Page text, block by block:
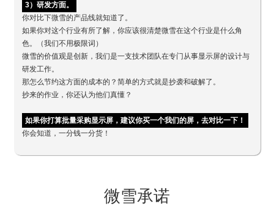
3）研发方面。
你对比下微雪的产品线就知道了。
如果你对这个行业有所了解，你应该很清楚微雪在这个行业是什么角
色。（我们不用极限词）
微雪的价值观是创新，我们是一支技术团队在专门从事显示屏的设计与
研发工作。
那怎么节约这方面的成本的？简单的方式就是抄袭和破解了。
抄来的作业，你还认为他们真懂？
如果你打算批量采购显示屏，建议你买一个我们的屏，去对比一下！
你会知道，一分钱一分货！
微雪承诺